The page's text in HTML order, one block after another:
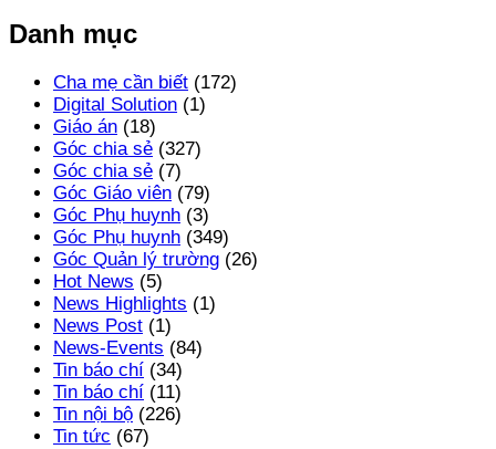
Danh mục
Cha mẹ cần biết (172)
Digital Solution (1)
Giáo án (18)
Góc chia sẻ (327)
Góc chia sẻ (7)
Góc Giáo viên (79)
Góc Phụ huynh (3)
Góc Phụ huynh (349)
Góc Quản lý trường (26)
Hot News (5)
News Highlights (1)
News Post (1)
News-Events (84)
Tin báo chí (34)
Tin báo chí (11)
Tin nội bộ (226)
Tin tức (67)